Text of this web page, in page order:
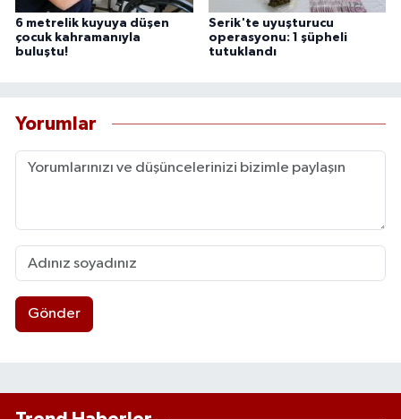
6 metrelik kuyuya düşen
çocuk kahramanıyla
buluştu!
Serik'te uyuşturucu
operasyonu: 1 şüpheli
tutuklandı
Yorumlar
Gönder